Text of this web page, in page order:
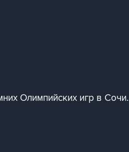
Олимпийских игр в Сочи.